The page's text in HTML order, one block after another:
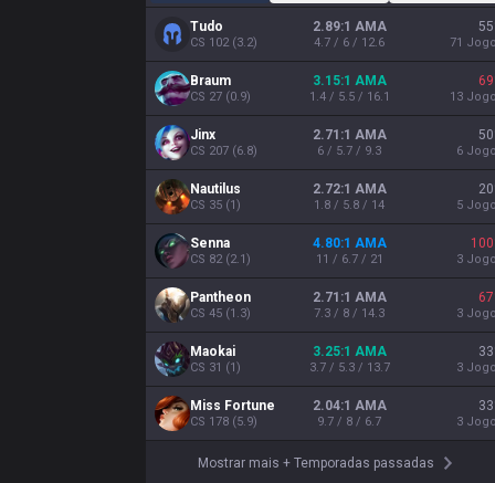
Tudo
CS 102(3.2)
2.89:1 AMA
4.7 / 6 / 12.6
55
71
Braum
CS 27 (0.9)
3.15:1 AMA
1.4 / 5.5 / 16.1
69
13
Jinx
CS 207 (6.8)
2.71:1 AMA
6 / 5.7 / 9.3
50
6
Nautilus
CS 35 (1)
2.72:1 AMA
1.8 / 5.8 / 14
20
5
Senna
CS 82(2.1)
4.80:1 AMA
11 / 6.7 / 21
100
3
Pantheon
CS 45 (1.3)
2.71:1 AMA
7.3 / 8 / 14.3
67
3
Maokai
CS 31 (1)
3.25:1 AMA
3.7 / 5.3 / 13.7
33
3
Miss Fortune
CS 178 (5.9)
2.04:1 AMA
9.7 / 8 / 6.7
33
3
Mostrar mais + Temporadas passadas